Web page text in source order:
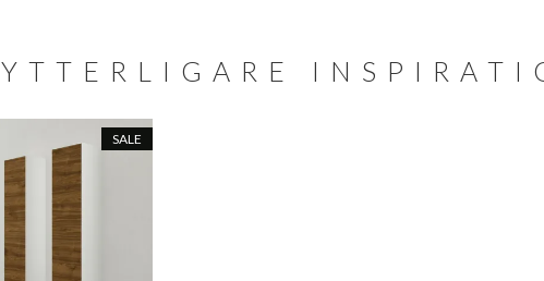
YTTERLIGARE
SALE